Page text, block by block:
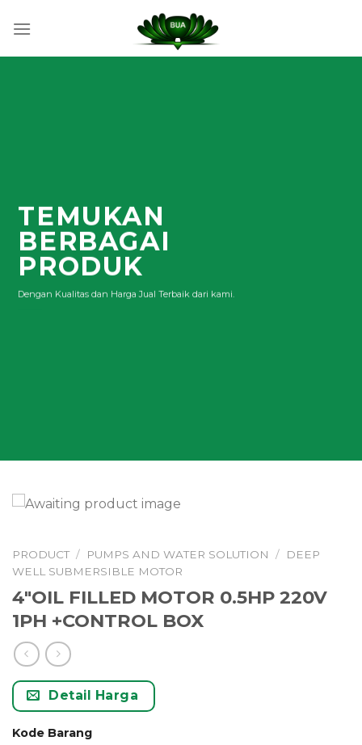
TEMUKAN
BERBAGAI
PRODUK
Dengan Kualitas dan Harga Jual Terbaik dari kami.
PRODUCT / PUMPS AND WATER SOLUTION /
DEEP
WELL SUBMERSIBLE MOTOR
4″OIL FILLED MOTOR 0.5HP 220V
1PH +CONTROL BOX
Detail Harga
Kode Barang